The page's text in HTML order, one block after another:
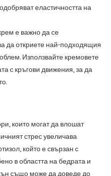
еластичността на
е важно да се
да откриете най-подходящия
Използвайте кремовете
с кръгови движения, за да
които могат да влошат
стрес увеличава
който е свързан с
в областта на бедрата и
също може да доведе до